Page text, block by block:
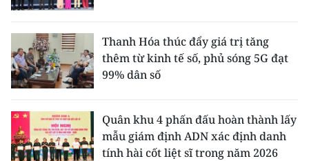
Thanh Hóa thúc đẩy giá trị tăng
thêm từ kinh tế số, phủ sóng 5G đạt
99% dân số
Quân khu 4 phấn đấu hoàn thành lấy
mẫu giám định ADN xác định danh
tính hài cốt liệt sĩ trong năm 2026